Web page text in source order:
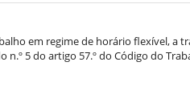
em regime de horário flexível, a
5 do artigo 57.º do Código do